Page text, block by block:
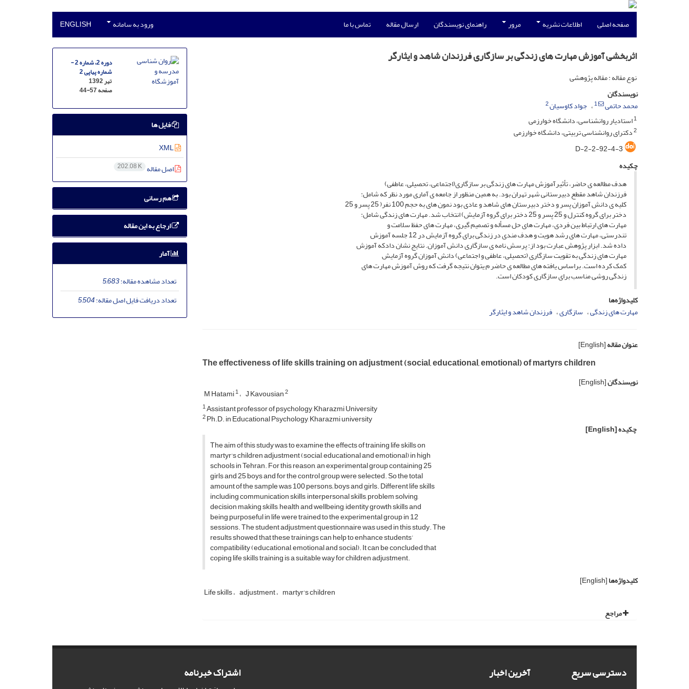
صفحه اصلی اطلاعات نشریه مرور راهنمای نویسندگان ارسال مقاله تماس با ما ورود به سامانه ENGLISH
اثربخشی آموزش مهارت های زندگی بر سازگاری فرزندان شاهد و ایثارگر
نوع مقاله : مقاله پژوهشی
نویسندگان
محمد حاتمی
1 جواد کاوسیان2
1استادیار روانشناسی، دانشگاه خوارزمی
2دکترای روانشناسی تربیتی، دانشگاه خوارزمی
D-2-2-92-4-3
چکیده
هدف مطالعه ی حاضر، تأثیرآموزش مهارت های زندگی بر سازگاری(اجتماعی، تحصیلی، عاطفی)
فرزندان شاهد مقطع دبیرستانی شهر تهران بود. به همین منظور از جامعه ی آماری مورد نظر که شامل:
کلیه ی دانش آموزان پسر و دختر دبیرستان های شاهد و عادی بود نمون های به حجم 100 نفر( 25 پسر و 25
دختر برای گروه کنترل و 25 پسر و 25 دختر برای گروه آزمایش) انتخاب شد. مهارت های زندگی شامل:
مهارت های ارتباط بین فردی، مهارت های حل مسأله و تصمیم گیری، مهارت های حفظ سلامت و
تندرستی، مهارت های رشد هویت و هدف مندی در زندگی برای گروه آزمایش در 12 جلسه آموزش
داده شد. ابزار پژوهش عبارت بود از: پرسش نامه ی سازگاری دانش آموزان. نتایج نشان دادکه آموزش
مهارت های زندگی به تقویت سازگاری (تحصیلی، عاطفی و اجتماعی) دانش آموزان گروه آزمایش
کمک کرده است. براساس یافته های مطالعه ی حاضر م یتوان نتیجه گرفت که روش آموزش مهارت های
زندگی روشی مناسب برای سازگاری کودکان است.
کلیدواژه‌ها
مهارت های زندگی سازگاری فرزندان شاهد و ایثارگر
عنوان مقاله[English]
The effectiveness of life skills training on adjustment (social, educational, emotional) of martyrs children
نویسندگان[English]
M Hatami1 J Kavousian2
1Assistant professor of psychology, Kharazmi University
2Ph.D. in Educational Psychology, Kharazmi university
چکیده[English]
The aim of this study was to examine the effects of training life skills on
martyr's children adjustment (social, educational and emotional) in high
schools in Tehran. For this reason, an experimental group containing 25
girls and 25 boys and for the control group were selected. So the total
amount of the sample was 100 persons; boys and girls. Different life skills
including communication skills, interpersonal skills, problem solving,
decision making skills, health and wellbeing, identity growth skills and
being purposeful in life were trained to the experimental group in 12
sessions. The student adjustment questionnaire was used in this study. The
results showed that these trainings can help to enhance students’
compatibility (educational, emotional and social). It can be concluded that
coping life skills training is a suitable way for children adjustment.
کلیدواژه‌ها[English]
Life skills adjustment martyr's children
مراجع
دوره 2، شماره 2 -
شماره پیاپی 2
تیر 1392
صفحه44-57
فایل ها
XML
اصل مقاله 202.08 K
هم رسانی
ارجاع به این مقاله
آمار
تعداد مشاهده مقاله:5,683
تعداد دریافت فایل اصل مقاله:5,504
دسترسی سریع آخرین اخبار اشتراک خبرنامه